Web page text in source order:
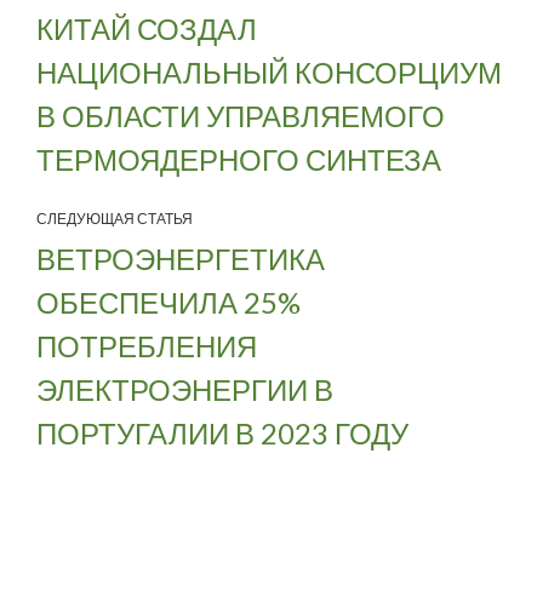
КИТАЙ СОЗДАЛ
НАЦИОНАЛЬНЫЙ КОНСОРЦИУМ
В ОБЛАСТИ УПРАВЛЯЕМОГО
ТЕРМОЯДЕРНОГО СИНТЕЗА
СЛЕДУЮЩАЯ СТАТЬЯ
ВЕТРОЭНЕРГЕТИКА
ОБЕСПЕЧИЛА 25%
ПОТРЕБЛЕНИЯ
ЭЛЕКТРОЭНЕРГИИ В
ПОРТУГАЛИИ В 2023 ГОДУ